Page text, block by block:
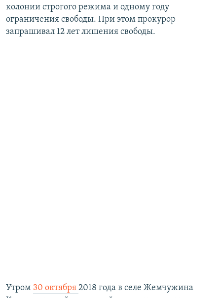
колонии строгого режима и одному году
ограничения свободы. При этом прокурор
запрашивал 12 лет лишения свободы.
Утром 30 октября 2018 года в селе Жемчужина